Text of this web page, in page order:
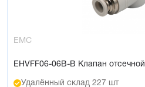
EMC
EHVFF06-06B-B Клапан отсечной
Удалённый склад 227 шт